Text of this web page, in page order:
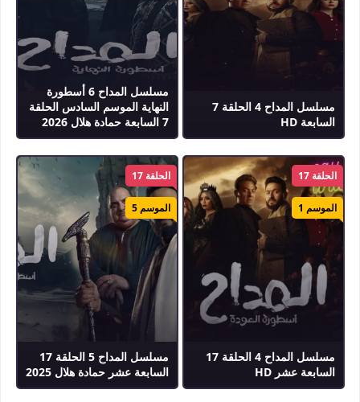
مسلسل المداح 4 الحلقة 7
السابعة HD
مسلسل المداح 6 أسطورة
النهاية الموسم السادس الحلقة
7 السابعة حمادة هلال 2026
مسلسل المداح 4 الحلقة 17
السابعة عشر HD
الحلقة 17
الموسم 1
مسلسل المداح 5 الحلقة 17
السابعة عشر حمادة هلال 2025
الحلقة 17
الموسم 5